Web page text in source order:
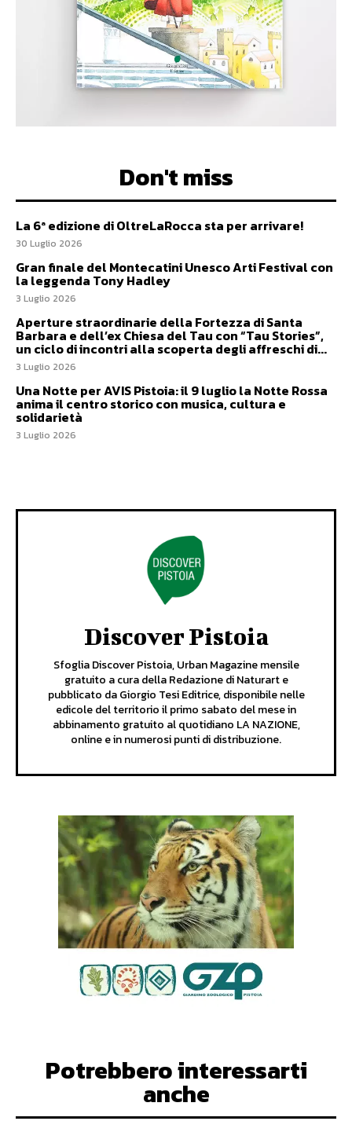
Don't miss
La 6ª edizione di OltreLaRocca sta per arrivare!
30 Luglio 2026
Gran finale del Montecatini Unesco Arti Festival con
la leggenda Tony Hadley
3 Luglio 2026
Aperture straordinarie della Fortezza di Santa
Barbara e dell’ex Chiesa del Tau con “Tau Stories”,
un ciclo di incontri alla scoperta degli affreschi di...
3 Luglio 2026
Una Notte per AVIS Pistoia: il 9 luglio la Notte Rossa
anima il centro storico con musica, cultura e
solidarietà
3 Luglio 2026
Discover Pistoia
Sfoglia Discover Pistoia, Urban Magazine mensile
gratuito a cura della Redazione di Naturart e
pubblicato da Giorgio Tesi Editrice, disponibile nelle
edicole del territorio il primo sabato del mese in
abbinamento gratuito al quotidiano LA NAZIONE,
online e in numerosi punti di distribuzione.
Potrebbero interessarti
anche